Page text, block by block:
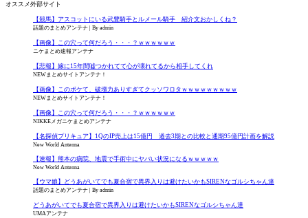
オススメ外部サイト
【競馬】アスコットにいる武豊騎手とルメール騎手 紹介文おかしくね？
話題のまとめアンテナ By admin
【画像】この穴って何だろう・・・？ｗｗｗｗｗｗ
ニケまとめ速報アンテナ
【悲報】嫁に15年間嘘つかれてて心が壊れてるから相手してくれ
NEWまとめサイトアンテナ！
【画像】このボケて、破壊力ありすぎてクッソワロタｗｗｗｗｗｗｗｗｗ
NEWまとめサイトアンテナ！
【画像】この穴って何だろう・・・？ｗｗｗｗｗｗ
NIKKEメガニケまとめアンテナ
【名探偵プリキュア】1QのIP売上は15億円 過去3期との比較と通期95億円計画を解説
New World Antenna
【速報】熊本の病院、地震で手術中にヤバい状況になるｗｗｗｗｗ
New World Antenna
【ウマ娘】どうあがいてでも夏合宿で異界入りは避けたいかもSIRENなゴルシちゃん達
話題のまとめアンテナ By admin
どうあがいてでも夏合宿で異界入りは避けたいかもSIRENなゴルシちゃん達
UMAアンテナ